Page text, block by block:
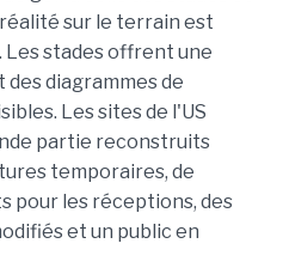
sur le terrain est
stades offrent une
diagrammes de
Les sites de l'US
partie reconstruits
temporaires, de
pour les réceptions, des
et un public en